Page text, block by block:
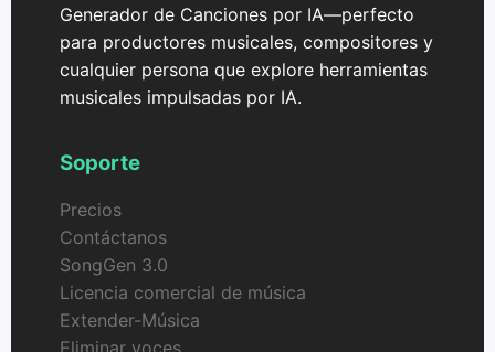
Generador de Canciones por IA—perfecto
para productores musicales, compositores y
cualquier persona que explore herramientas
musicales impulsadas por IA.
Soporte
Precios
Contáctanos
SongGen 3.0
Licencia comercial de música
Extender-Música